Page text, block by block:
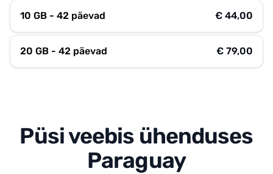
10 GB - 42 päevad € 44,00
20 GB - 42 päevad € 79,00
Püsi veebis ühenduses
Paraguay